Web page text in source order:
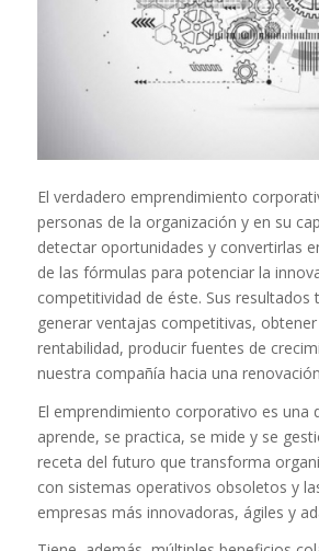
El verdadero emprendimiento
personas de la organización y en su
detectar oportunidades y convertirlas
de las fórmulas para potenciar la
competitividad de éste. Sus resultados
generar ventajas competitivas,
rentabilidad, producir fuentes de
nuestra compañía hacia una
El emprendimiento corporativo es una
aprende, se practica, se mide y se
receta del futuro que transforma
con sistemas operativos obsoletos y
empresas más innovadoras, ágiles y